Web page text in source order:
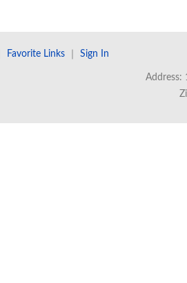
Favorite Links Sign In
Address: